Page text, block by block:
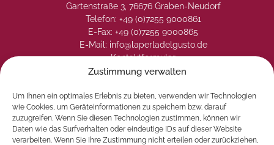
Zustimmung verwalten
Um Ihnen ein optimales Erlebnis zu bieten, verwenden wir Technologien
wie Cookies, um Geräteinformationen zu speichern bzw. darauf
zuzugreifen. Wenn Sie diesen Technologien zustimmen, können wir
Daten wie das Surfverhalten oder eindeutige IDs auf dieser Website
verarbeiten. Wenn Sie Ihre Zustimmung nicht erteilen oder zurückziehen,
Gartenstraße 3, 76676 Graben-Neudorf
Telefon: +49 (0)7255 9000861
E-Fax: +49 (0)7255 9000865
E-Mail: info@laperladelgusto.de
Kontaktformular